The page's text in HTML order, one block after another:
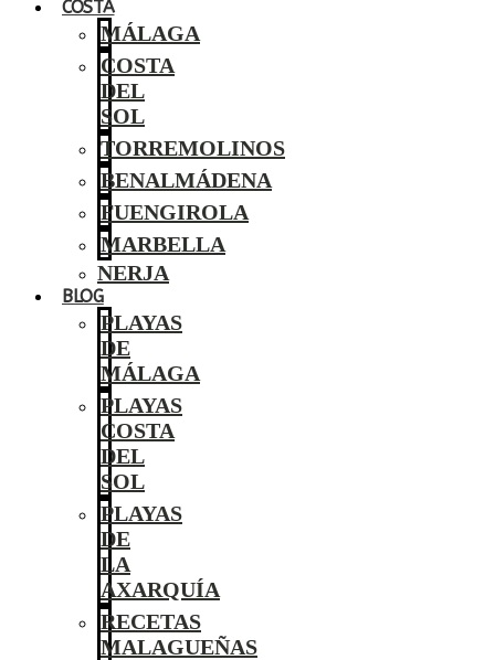
COSTA
MÁLAGA
COSTA
DEL
SOL
TORREMOLINOS
BENALMÁDENA
FUENGIROLA
MARBELLA
NERJA
BLOG
PLAYAS
DE
MÁLAGA
PLAYAS
COSTA
DEL
SOL
PLAYAS
DE
LA
AXARQUÍA
RECETAS
MALAGUEÑAS